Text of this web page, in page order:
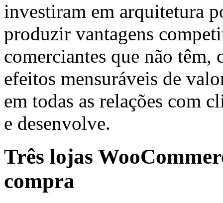
investiram em arquitetura
produzir vantagens
comerciantes que não
efeitos mensuráveis de
em todas as relações com
e desenvolve.
Três lojas
compra